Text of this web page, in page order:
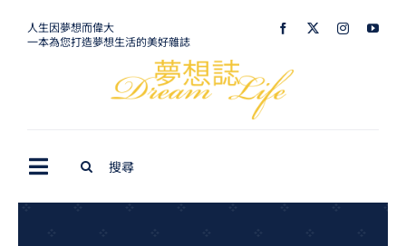
人生因夢想而偉大
一本為您打造夢想生活的美好雜誌
Toggle
Navigation